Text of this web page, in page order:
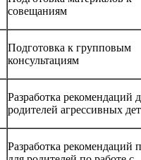
совещаниям
Подготовка к групповым
консультациям
Разработка рекомендаций
родителей агрессивных
Разработка рекомендаций